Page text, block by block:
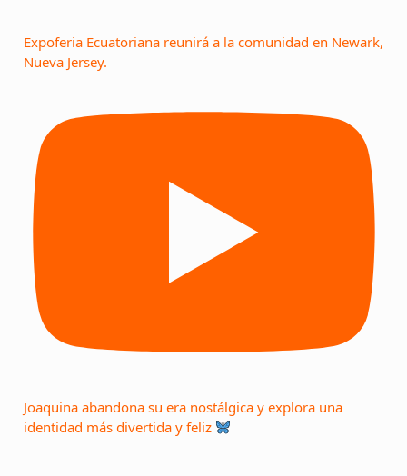
Expoferia Ecuatoriana reunirá a la comunidad en Newark,
Nueva Jersey.
Joaquina abandona su era nostálgica y explora una
identidad más divertida y feliz